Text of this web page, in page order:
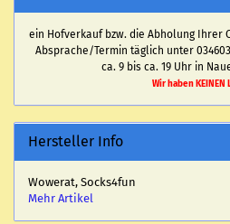
ein Hofverkauf bzw. die Abholung Ihrer
Absprache/Termin täglich unter
ca. 9 bis ca. 19 Uhr in
Wir haben KEINEN
Hersteller Info
Wowerat, Socks4fun
Mehr Artikel